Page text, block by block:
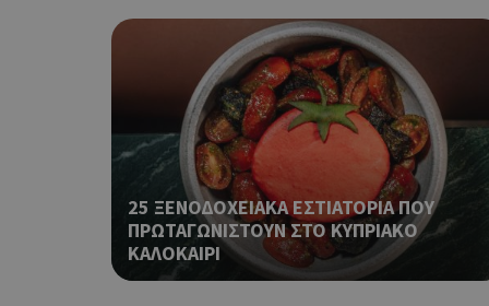
25 ΞΕΝΟΔΟΧΕΙΑΚΑ ΕΣΤΙΑΤΟΡΙΑ ΠΟΥ
ΠΡΩΤΑΓΩΝΙΣΤΟΥΝ ΣΤΟ ΚΥΠΡΙΑΚΟ
ΚΑΛΟΚΑΙΡΙ
LangCookie
PHPSESSID